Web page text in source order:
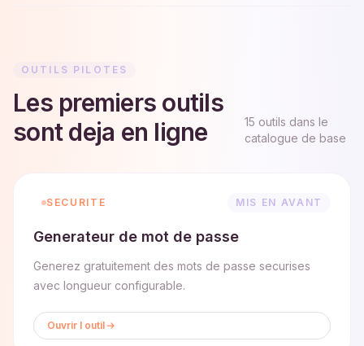
OUTILS PILOTES
Les premiers outils
sont deja en ligne
15 outils dans le
catalogue de base
SECURITE MIS EN AVANT
Generateur de mot de passe
Generez gratuitement des mots de passe securises
avec longueur configurable.
Ouvrir l outil